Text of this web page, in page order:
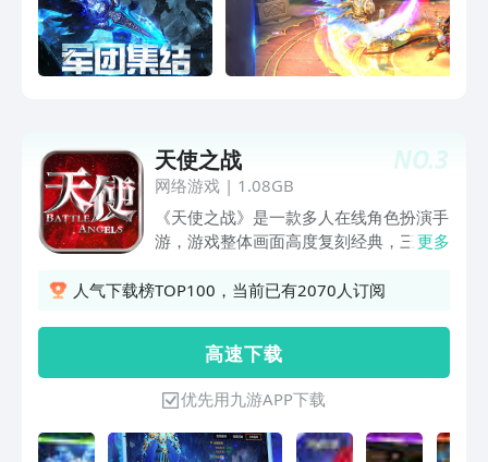
NO.3
天使之战
网络游戏| 1.08GB
《天使之战》是一款多人在线角色扮演手
游，游戏整体画面高度复刻经典，三大职
及培养塑造三职业不同的成长。所有地图
广场、狼魂要塞等经典玩法悉数登场，更
有单人PK、组队团战、战盟攻城战、跨
服竞技等多样PVP玩法，经典红名重现勇
者大陆，燃情激战再续亚特天空
更多
人气下载榜TOP100，当前已有2070人订阅
高 速 下 载
优先用九游APP下载